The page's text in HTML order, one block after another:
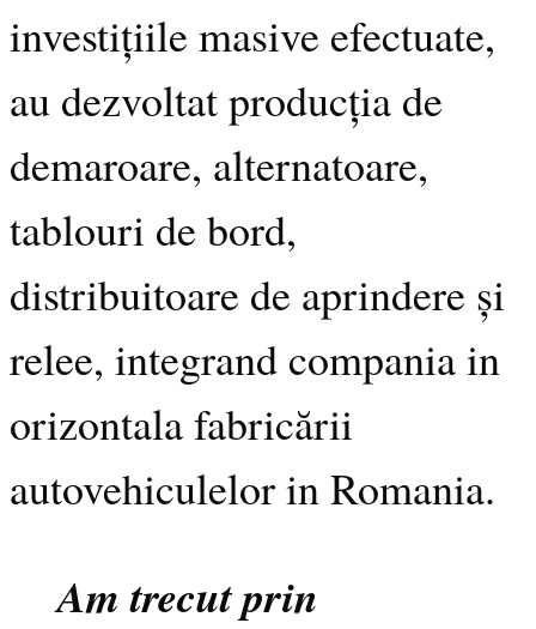
investițiile masive efectuate,
au dezvoltat producția de
demaroare, alternatoare,
tablouri de bord,
distribuitoare de aprindere și
relee, integrand compania in
orizontala fabricării
autovehiculelor in Romania.
Am trecut prin